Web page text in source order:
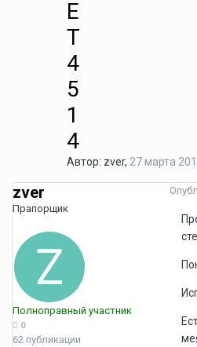
E
T
4
5
1
4
Автор: zver, 27 марта
zver
Прапорщик
Полноправный участник
0
62 публикации